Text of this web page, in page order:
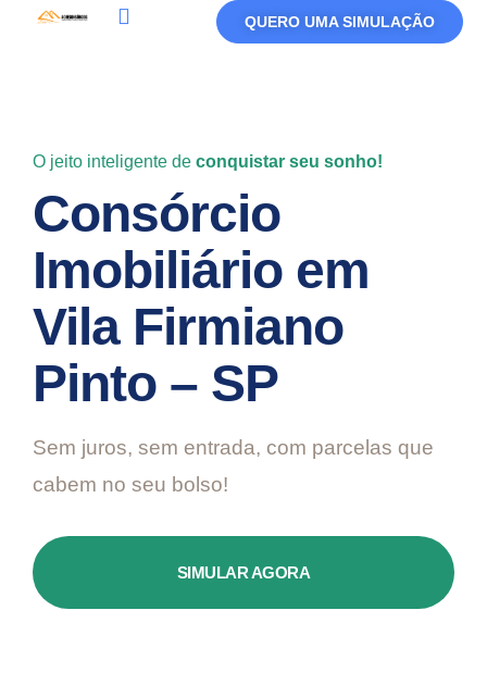
QUERO UMA SIMULAÇÃO
O jeito inteligente de conquistar seu sonho!
Consórcio
Imobiliário em
Vila Firmiano
Pinto – SP
Sem juros, sem entrada, com parcelas que
cabem no seu bolso!
SIMULAR AGORA